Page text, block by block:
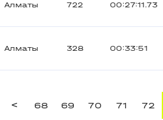
Алматы 722 00:27:11.73
Алматы 328 00:33:51
< 68 69 70 71 72